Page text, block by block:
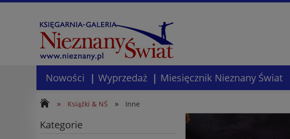
Nowości Wyprzedaż Miesięcznik Nieznany Świat
» Książki & NŚ » Inne
Kategorie